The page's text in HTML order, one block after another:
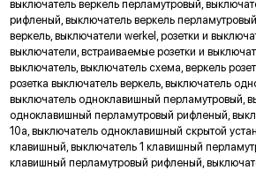
исключает прямой контакт с
(только в розетках IP20)
Гальванизация контактов
придает эстетичный внешний вид и
Долговечный LED индикатор
гарантирует отсутствие мерцания ламп
Матовый рассеиватель
обеспечивает равномерное свечение
индикаторе
выключатель веркель перламутровый,
рифленый, выключатель веркель
веркель, выключатели werkel, розетки и
выключатели, встраиваемые розетки и
выключатель, выключатель схема, веркель
розетка выключатель веркель, выключатель
выключатель одноклавишный перламутровый,
одноклавишный перламутровый рифленый,
10а, выключатель одноклавишный скрытой
клавишный, выключатель 1 клавишный
клавишный перламутровый рифленый,